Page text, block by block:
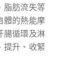
脂肪流失等
體的熱能摩
腸循環及淋
提升、收緊